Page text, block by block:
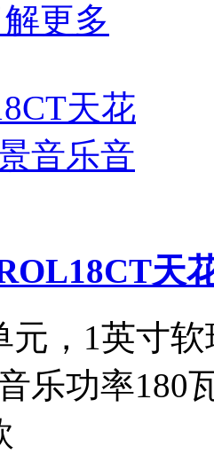
更多
天
元，1英寸
乐功率180